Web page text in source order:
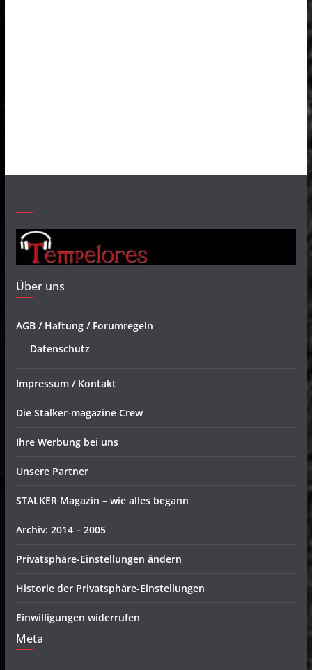
Über uns
AGB / Haftung / Forumregeln
Datenschutz
Impressum / Kontakt
Die Stalker-magazine Crew
Ihre Werbung bei uns
Unsere Partner
STALKER Magazin – wie alles begann
Archiv: 2014 – 2005
Privatsphäre-Einstellungen ändern
Historie der Privatsphäre-Einstellungen
Einwilligungen widerrufen
Meta